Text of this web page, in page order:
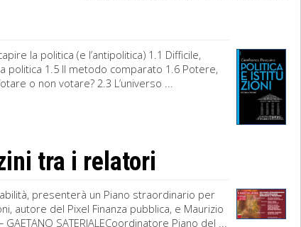
la politica (e l’antipolitica) 1.1 Difficile,
politica 1.5 Il metodo comparato 1.6 Potere,
o non votare? 2.3 L’universo ...
tra i relatori
presenterà un Piano straordinario per
autore del Pixel Finanza pubblica, e Maurizio
SATERIALECoordinatore Piano del ...